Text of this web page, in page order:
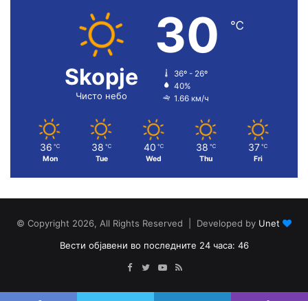
Skopje
Чисто небо
30 ℃
36º - 26º
40%
1.66 км/ч
36 ℃
Mon
38 ℃
Tue
40 ℃
Wed
38 ℃
Thu
37 ℃
Fri
© Copyright 2026, All Rights Reserved | Developed by Unet
Вести објавени во последните 24 часа: 46
Facebook
TwitterYouTube
RSS